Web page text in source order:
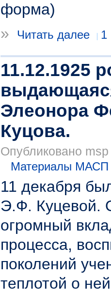
форма)
»
Читать далее 1
11.12.1925
Элеонора
Куцова.
Опубликовано
Материалы МАСП
11 декабря
Э.Ф. Куцевой.
огромный
процесса,
поколений
теплотой о